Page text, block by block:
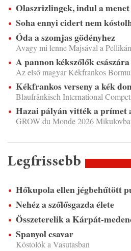
Olaszrizlingek, indul a
Soha ennyi cidert nem
Óda a szomjas gödényhez
Avagy mi lenne Majsával a
A pannon kékszőlők császára
Az első magyar Kékfrankos
Kékfrankos verseny a kék
Blaufränkisch International
Hazai pályán vitték a prímet
GROW du Monde 2026
Legfrissebb
Hőkupola ellen jégbehűtött
Nehéz a szőlősgazda élete
Összeterelik a Kárpát-
Spanyol csavar
Kóstolók a Vasutasban